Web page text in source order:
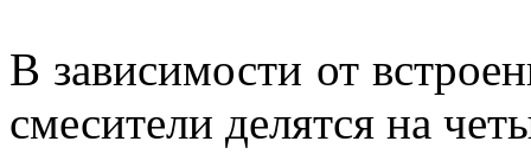
В зависимости от
смесители делятся на